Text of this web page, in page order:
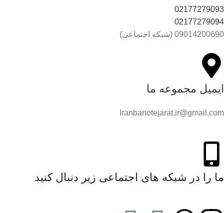
02177279093
02177279094
09014200690 (شبکه اجتماعی)
ایمیل مجموعه ما
Iranbanotejarat.ir@gmail.com
ما را در شبکه های اجتماعی زیر دنبال کنید